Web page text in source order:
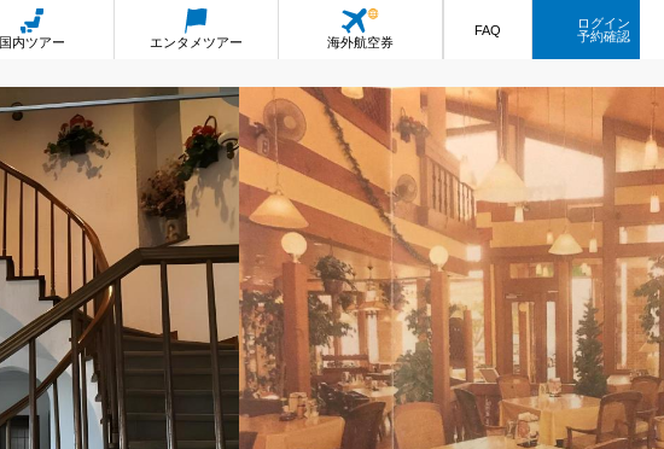
国内ツアー エンタメツアー 海外航空券
FAQ
ログイン
予約確認